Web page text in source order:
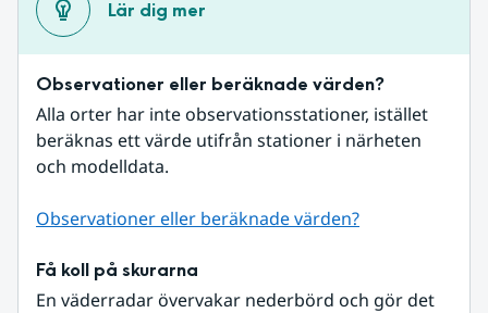
Lär dig mer
Observationer eller beräknade värden?
Alla orter har inte observationsstationer, istället
beräknas ett värde utifrån stationer i närheten
och modelldata.
Observationer eller beräknade värden?
Få koll på skurarna
En väderradar övervakar nederbörd och gör det